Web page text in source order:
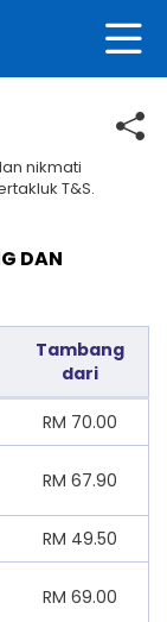
nikmati
T&S.
DAN
Tambang
dari
RM 70.00
RM 67.90
RM 49.50
RM 69.00